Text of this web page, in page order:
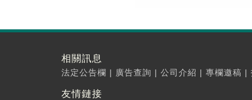
相關訊息
法定公告欄 | 廣告查詢 | 公司介紹 | 專欄邀稿 |
友情鏈接